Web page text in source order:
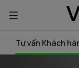
Tư vấn Khách